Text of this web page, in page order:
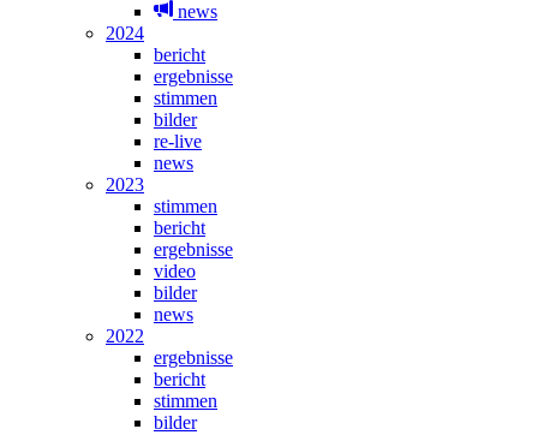
news
2024
bericht
ergebnisse
stimmen
bilder
re-live
news
2023
stimmen
bericht
ergebnisse
video
bilder
news
2022
ergebnisse
bericht
stimmen
bilder